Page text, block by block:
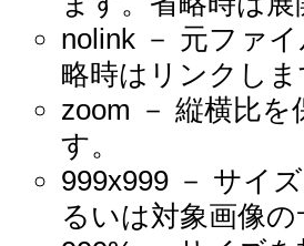
nolink － 元ファ
略時はリンクし
zoom － 縦横比
す。
999x999 － サイ
るいは対象画像